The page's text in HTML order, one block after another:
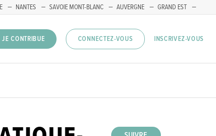
NANTES SAVOIE MONT-BLANC AUVERGNE
GRAND EST
JE CONTRIBUE CONNECTEZ-VOUS INSCRIVEZ-VOUS